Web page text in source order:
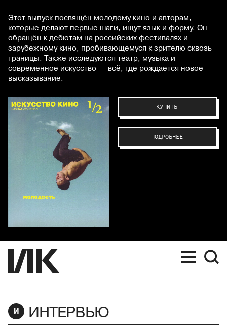
Этот выпуск посвящён молодому кино и авторам,
которые делают первые шаги, ищут язык и форму. Он
обращён к дебютам на российских фестивалях и
зарубежному кино, пробивающемуся к зрителю сквозь
границы. Также исследуются театр, музыка и
современное искусство — всё, где рождается новое
высказывание.
КУПИТЬ
ПОДРОБНЕЕ
И ИНТЕРВЬЮ